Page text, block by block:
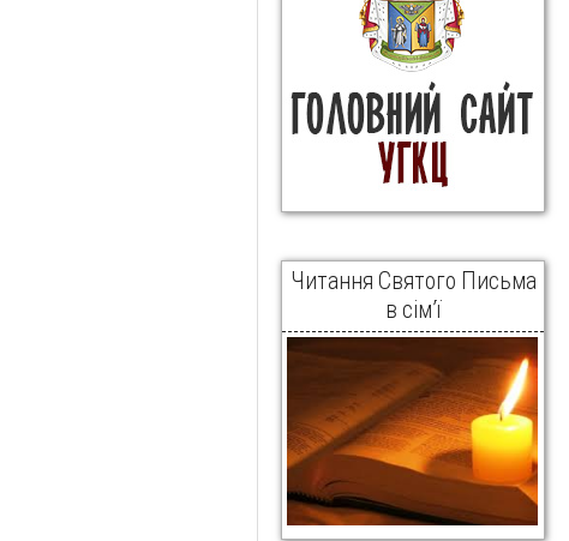
Читання Святого Письма
в сім’ї